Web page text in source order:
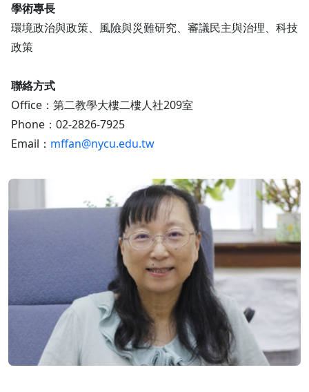
學術專長
環境政治與政策、風險與災難研究、審議民主與治理、科技
政策
聯絡方式
Office：第二教學大樓二樓人社209室
Phone：02-2826-7925
Email： mffan@nycu.edu.tw